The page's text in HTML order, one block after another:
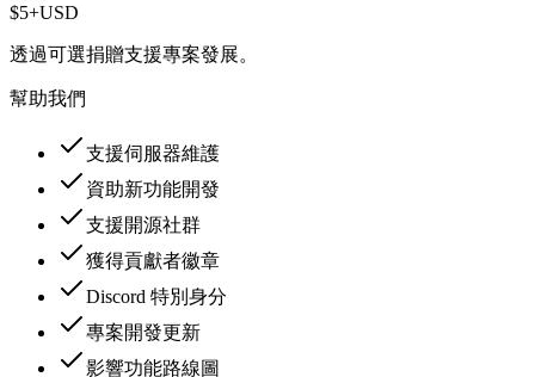
$5+USD
透過可選捐贈支援專案發展。
幫助我們
支援伺服器維護
資助新功能開發
支援開源社群
獲得貢獻者徽章
Discord 特別身分
專案開發更新
影響功能路線圖